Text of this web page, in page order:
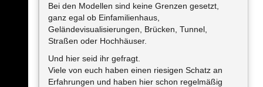
Bei den Modellen sind keine Grenzen gesetzt,
ganz egal ob Einfamilienhaus,
Geländevisualisierungen, Brücken, Tunnel,
Straßen oder Hochhäuser.
Und hier seid ihr gefragt.
Viele von euch haben einen riesigen Schatz an
Erfahrungen und haben hier schon regelmäßig